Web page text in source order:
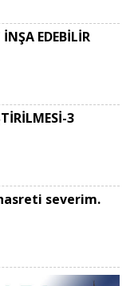
EDEBİLİR
3
severim.